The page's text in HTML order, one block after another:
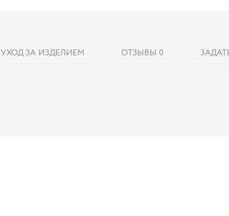
УХОД ЗА ИЗДЕЛИЕМ ОТЗЫВЫ 0